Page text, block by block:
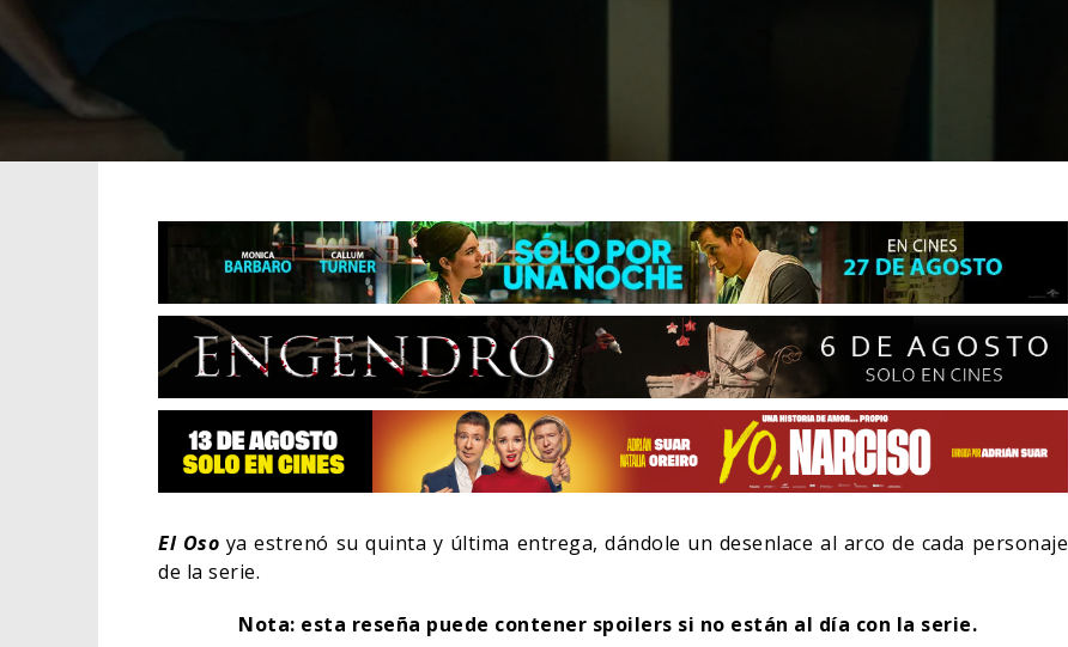
El Oso ya estrenó su quinta y última entrega, dándole un desenlace al arco de cada personaje
de la serie.
Nota: esta reseña puede contener spoilers si no están al día con la serie.